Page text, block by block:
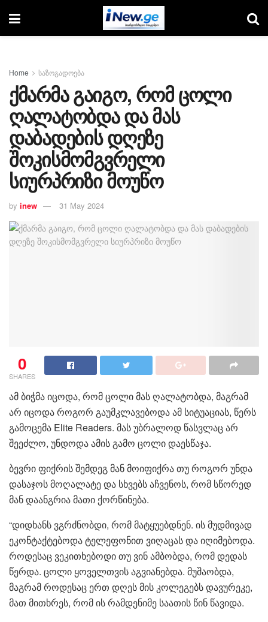
Home საზოგადოება
ქმარმა გაიგო, რომ ცოლი
ღალატობდა და მას
დაბადების დღეზე
შოკისმომგვრელი
სიურპრიზი მოუწო
by inew 31 May 2024
0
SHARES
ამ ბიჭმა იცოდა, რომ ცოლი მას ღალატობდა, მაგრამ
არ იცოდა როგორ გაუმკლავებოდა ამ სიტუაციას, წერს
გამოცემა Elite Readers. მას უბრალოდ წასვლაც არ
შეეძლო, უნდოდა ამის გამო ცოლი დაესწაჯა.
ბევრი ფიქრის შემდეგ მან მოიფიქრა თუ როგორ უნდა
დასაჯოს მოღალატე და სხვებს აჩვენოს, რომ სწორედ
მან დაანგრია მათი ქორწინება.
“დიდხანს ვგრძნობდი, რომ მატყუებდნენ. ის მუდმივად
ეკონტაქტებოდა ტელეფონით ვიღაცას და იღიმებოდა.
როდესაც ვეკითხებოდი თუ ვინ ამბობდა, რომ დედას
წერდა. ცოლი ყოველთვის აგვიანებდა. მუშაობდა,
მაგრამ როდესაც ერთ დღეს მის კოლეგებს დავურეკე,
მათ მითხრეს, რომ ის რამდენიმე საათის წინ წავიდა.